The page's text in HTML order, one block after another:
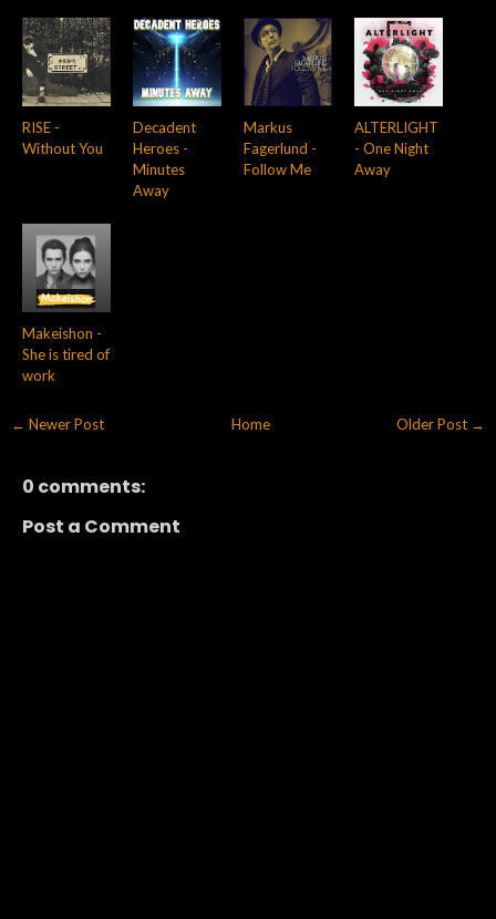
RISE -
Without You
Decadent
Heroes -
Minutes
Away
Markus
Fagerlund -
Follow Me
ALTERLIGHT
- One Night
Away
Makeishon -
She is tired of
work
← Newer Post Older Post →
Home
0 comments:
Post a Comment